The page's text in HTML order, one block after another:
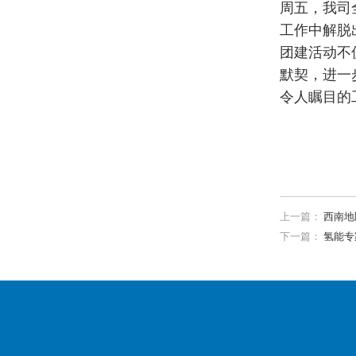
周五，我
工作中解脱
团建活动
默契，进一
令人瞩目的
上一篇： 西南
下一篇： 氢能